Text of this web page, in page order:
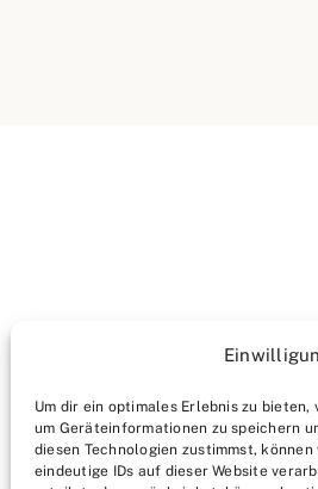
Um dir ein optimales Erlebnis zu bieten,
um Geräteinformationen zu speichern
diesen Technologien zustimmst,
eindeutige IDs auf dieser Website